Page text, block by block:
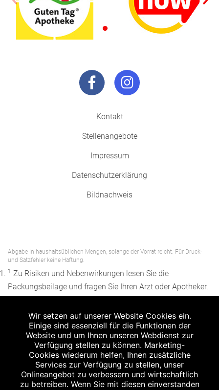
Kontakt
Stellenangebote
Impressum
Datenschutzerklärung
Bildnachweis
Abgabe in haushaltsüblichen Mengen, solange der Vorrat reicht. Für Druck-
und Satzfehler keine Haftung.
1 Zu Risiken und Nebenwirkungen lesen Sie die
Packungsbeilage und fragen Sie Ihren Arzt oder Apotheker.
Apothekenerstattungspreis (AEP). Der AEP ist keine
unverbindliche Preisempfehlung der Hersteller. Der AEP ist
ein von den Apotheken in Ansatz gebrachter Preis für
rezeptfreie Arzneimittel. Er entspricht in der Höhe dem für
Apotheken verbindlichen Abgabepreis, zu dem eine
Apotheke in bestimmten Fällen (z.B. bei Kindern unter 12
Wir setzen auf unserer Website Cookies ein.
Einige sind essenziell für die Funktionen der
Website und um Ihnen unseren Webdienst zur
Verfügung stellen zu können. Marketing-
Cookies wiederum helfen, Ihnen zusätzliche
Services zur Verfügung zu stellen, unser
Onlineangebot zu verbessern und wirtschaftlich
zu betreiben. Wenn Sie mit diesen einverstanden